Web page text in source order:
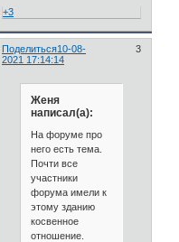
+3
Поделиться 3
10-08-
2021 17:14:14
Женя
написал(а):
На форуме про
него есть тема.
Почти все
участники
форума имели к
этому зданию
косвенное
отношение.